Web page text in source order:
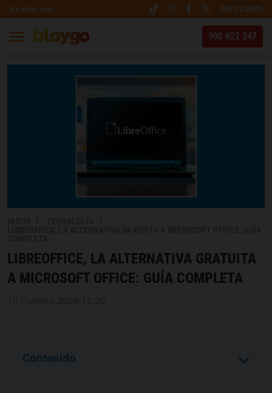
Ir a yoigo.com SOY CLIENTE
900 622 247
LIBREOFFICE, LA ALTERNATIVA GRATUITA
A MICROSOFT OFFICE: GUÍA COMPLETA
Contenido